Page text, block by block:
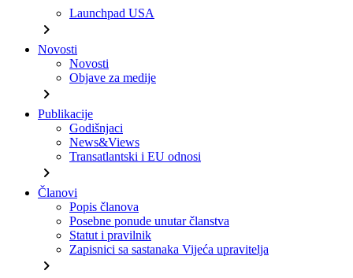
Launchpad USA
chevron_right
Novosti
Novosti
Objave za medije
chevron_right
Publikacije
Godišnjaci
News&Views
Transatlantski i EU odnosi
chevron_right
Članovi
Popis članova
Posebne ponude unutar članstva
Statut i pravilnik
Zapisnici sa sastanaka Vijeća upravitelja
chevron_right